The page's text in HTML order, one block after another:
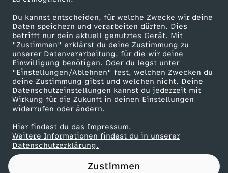
Du kannst entscheiden, für welche Zwecke wir deine
Daten speichern und verarbeiten dürfen. Dies
betrifft nur dein aktuell genutztes Gerät. Mit
"Zustimmen" erklärst du deine Zustimmung zu
unserer Datenverarbeitung, für die wir deine
Einwilligung benötigen. Oder du legst unter
"Einstellungen/Ablehnen" fest, welchen Zwecken du
deine Zustimmung gibst und welchen nicht. Deine
Datenschutzeinstellungen kannst du jederzeit mit
Wirkung für die Zukunft in deinen Einstellungen
widerrufen oder ändern.
Hier findest du das Impressum.
Weitere Informationen findest du in unserer
Datenschutzerklärung.
Zustimmen
8
)
ZDF goes Schule
Werbefernsehen
Mainzelmännchen
Partner